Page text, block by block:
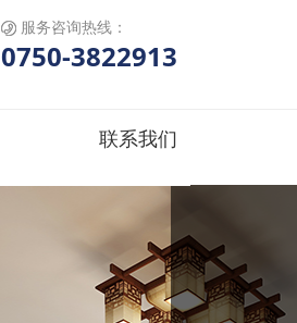
服务咨询热线：
0750-3822913
联系我们